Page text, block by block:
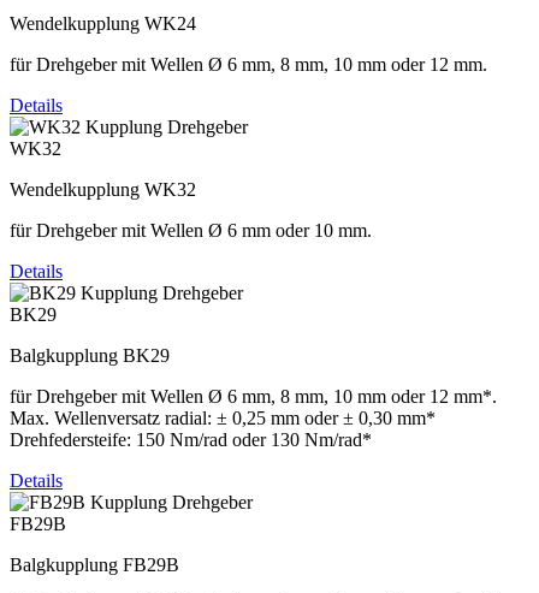
Wendelkupplung WK24
für Drehgeber mit Wellen Ø 6 mm, 8 mm, 10 mm oder 12 mm.
Details
WK32
Wendelkupplung WK32
für Drehgeber mit Wellen Ø 6 mm oder 10 mm.
Details
BK29
Balgkupplung BK29
für Drehgeber mit Wellen Ø 6 mm, 8 mm, 10 mm oder 12 mm*.
Max. Wellenversatz radial: ± 0,25 mm oder ± 0,30 mm*
Drehfedersteife: 150 Nm/rad oder 130 Nm/rad*
Details
FB29B
Balgkupplung FB29B